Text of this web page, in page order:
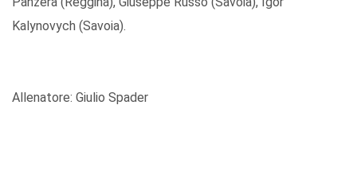
Kalynovych (Savoia).
Allenatore: Giulio Spader